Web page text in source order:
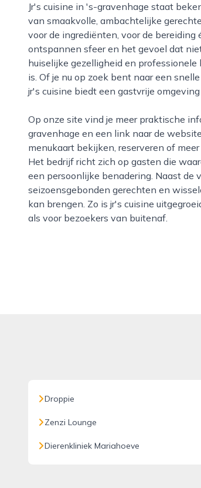
Jr's cuisine in 's-gravenhage staat bekend als een toegankelijke ontmoetingsplek voor liefhebbers
van smaakvolle, ambachtelijke
voor de ingrediënten, voor de
ontspannen sfeer en het gevoel dat
huiselijke gezelligheid en
is. Of je nu op zoek bent naar een
jr's cuisine biedt een gastvrije
Op onze site vind je meer praktische informatie over jr's cuisine, zoals de exacte locatie in 's-
gravenhage en een link naar de
menukaart bekijken, reserveren of
Het bedrijf richt zich op gasten die
een persoonlijke benadering. Naast de
seizoensgebonden gerechten en
kan brengen. Zo is jr's cuisine
als voor bezoekers van buitenaf.
Droppie
Zenzi Lounge
Dierenkliniek Mariahoeve